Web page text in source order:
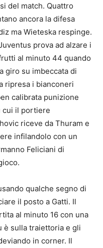
del match. Quattro
ancora la difesa
ma Wieteska respinge.
prova ad alzare i
al minuto 44 quando
giro su imbeccata di
ripresa i bianconeri
calibrata punizione
cui il portiere
riceve da Thuram e
infilandolo con un
Feliciani di
qualche segno di
il posto a Gatti. Il
al minuto 16 con una
è sulla traiettoria e gli
in corner. Il